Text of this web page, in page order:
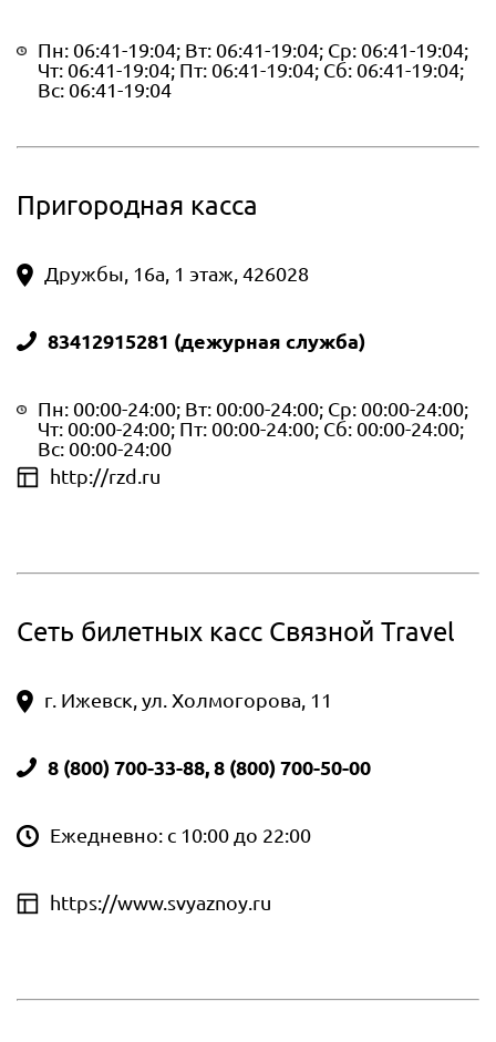
Пн: 06:41-19:04; Вт: 06:41-19:04; Ср: 06:41-19:04;
Чт: 06:41-19:04; Пт: 06:41-19:04; Сб: 06:41-19:04;
Вс: 06:41-19:04
Пригородная касса
Дружбы, 16а, 1 этаж, 426028
83412915281 (дежурная служба)
Пн: 00:00-24:00; Вт: 00:00-24:00; Ср: 00:00-24:00;
Чт: 00:00-24:00; Пт: 00:00-24:00; Сб: 00:00-24:00;
Вс: 00:00-24:00
http://rzd.ru
Сеть билетных касс Связной Travel
г. Ижевск, ул. Холмогорова, 11
8 (800) 700-33-88, 8 (800) 700-50-00
Ежедневно: с 10:00 до 22:00
https://www.svyaznoy.ru